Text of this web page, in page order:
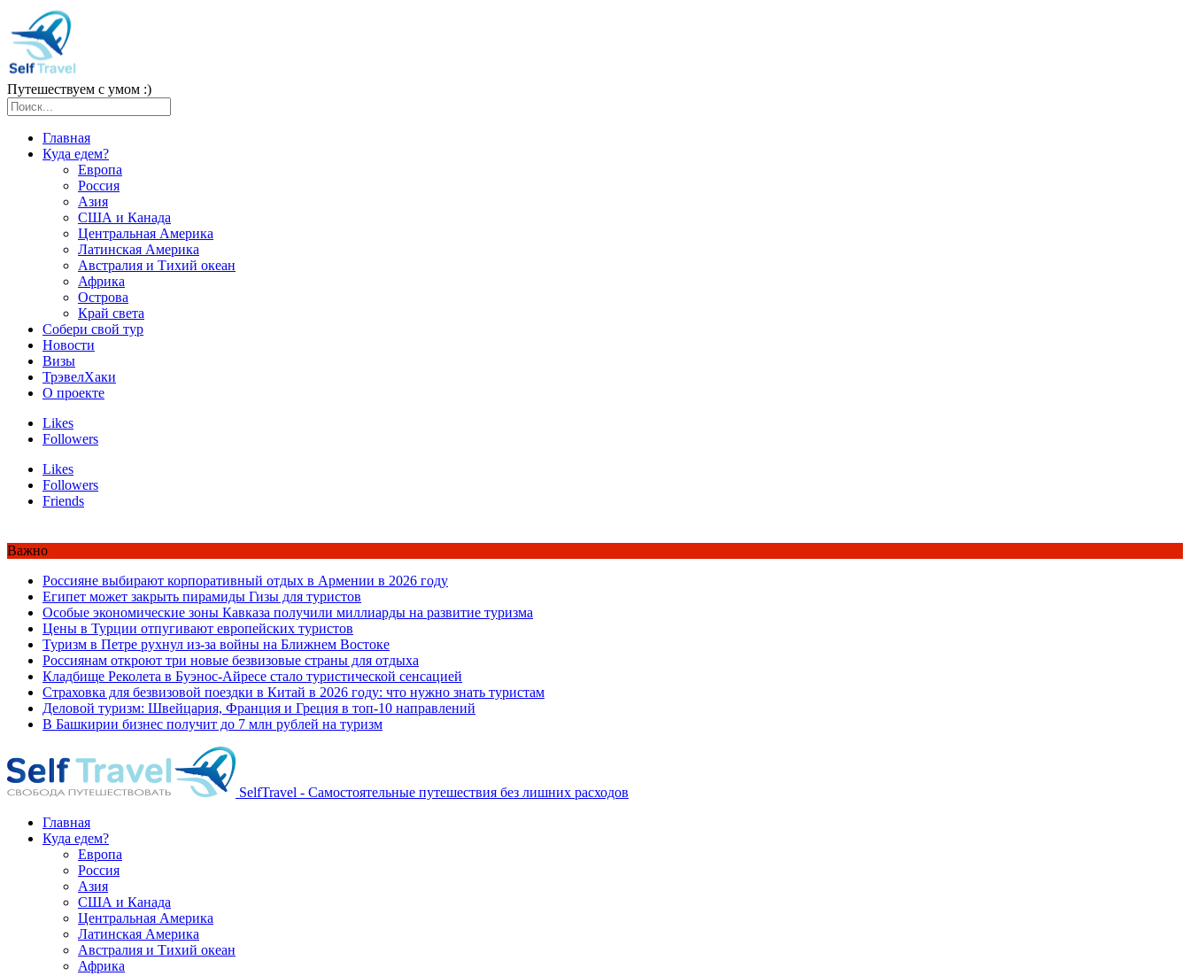
Путешествуем с умом :)
Главная
Куда едем?
Европа
Россия
Азия
США и Канада
Центральная Америка
Латинская Америка
Австралия и Тихий океан
Африка
Острова
Край света
Собери свой тур
Новости
Визы
ТрэвелХаки
О проекте
Likes
Followers
Likes
Followers
Friends
Важно
Россияне выбирают корпоративный отдых в Армении в 2026 году
Египет может закрыть пирамиды Гизы для туристов
Особые экономические зоны Кавказа получили миллиарды на развитие туризма
Цены в Турции отпугивают европейских туристов
Туризм в Петре рухнул из-за войны на Ближнем Востоке
Россиянам откроют три новые безвизовые страны для отдыха
Кладбище Реколета в Буэнос-Айресе стало туристической сенсацией
Страховка для безвизовой поездки в Китай в 2026 году: что нужно знать туристам
Деловой туризм: Швейцария, Франция и Греция в топ-10 направлений
В Башкирии бизнес получит до 7 млн рублей на туризм
SelfTravel - Самостоятельные путешествия без лишних расходов
Главная
Куда едем?
Европа
Россия
Азия
США и Канада
Центральная Америка
Латинская Америка
Австралия и Тихий океан
Африка